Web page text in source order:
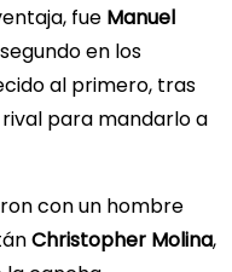
fue Manuel
en los
al primero, tras
para mandarlo a
con un hombre
Christopher Molina,